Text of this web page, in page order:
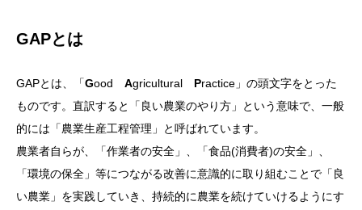
GAPとは
GAPとは、「Good Agricultural Practice」の頭文字をとった
ものです。直訳すると「良い農業のやり方」という意味で、一般
的には「農業生産工程管理」と呼ばれています。
農業者自らが、「作業者の安全」、「食品(消費者)の安全」、
「環境の保全」等につながる改善に意識的に取り組むことで「良
い農業」を実践していき、持続的に農業を続けていけるようにす